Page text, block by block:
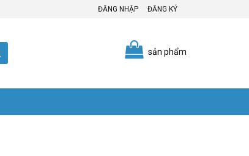
ĐĂNG NHẬP ĐĂNG KÝ
sản phẩm